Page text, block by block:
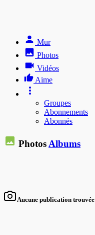
Mur
Photos
Vidéos
Aime
Groupes
Abonnements
Abonnés
PhotosAlbums
Aucune publication trouvée